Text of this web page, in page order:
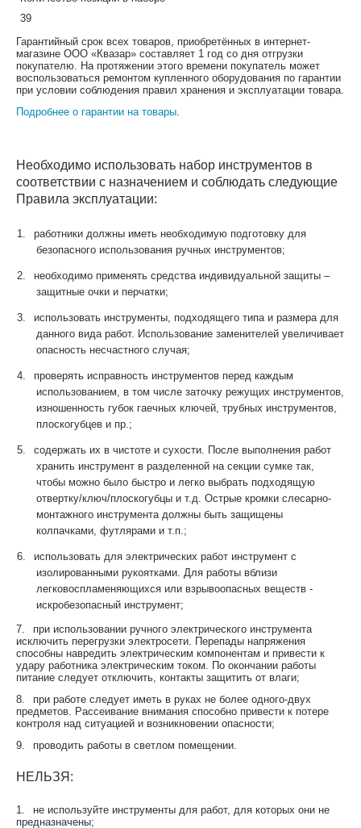
39
Гарантийный срок всех товаров, приобретённых в интернет-
магазине ООО «Квазар» составляет 1 год со дня отгрузки
покупателю. На протяжении этого времени покупатель может
воспользоваться ремонтом купленного оборудования по гарантии
при условии соблюдения правил хранения и эксплуатации товара.
Подробнее о гарантии на товары.
Необходимо использовать набор инструментов в
соответствии с назначением и соблюдать следующие
Правила эксплуатации:
1.
работники должны иметь необходимую подготовку для
безопасного использования ручных инструментов;
2.
необходимо применять средства индивидуальной защиты –
защитные очки и перчатки;
3.
использовать инструменты, подходящего типа и размера для
данного вида работ. Использование заменителей увеличивает
опасность несчастного случая;
4.
проверять исправность инструментов перед каждым
использованием, в том числе заточку режущих инструментов,
изношенность губок гаечных ключей, трубных инструментов,
плоскогубцев и пр.;
5.
содержать их в чистоте и сухости. После выполнения работ
хранить инструмент в разделенной на секции сумке так,
чтобы можно было быстро и легко выбрать подходящую
отвертку/ключ/плоскогубцы и т.д. Острые кромки слесарно-
монтажного инструмента должны быть защищены
колпачками, футлярами и т.п.;
6.
использовать для электрических работ инструмент с
изолированными рукоятками. Для работы вблизи
легковоспламеняющихся или взрывоопасных веществ -
искробезопасный инструмент;
7.
при использовании ручного электрического инструмента
исключить перегрузки электросети. Перепады напряжения
способны навредить электрическим компонентам и привести к
удару работника электрическим током. По окончании работы
питание следует отключить, контакты защитить от влаги;
8.
при работе следует иметь в руках не более одного-двух
предметов. Рассеивание внимания способно привести к потере
контроля над ситуацией и возникновении опасности;
9.
проводить работы в светлом помещении.
НЕЛЬЗЯ:
1.
не используйте инструменты для работ, для которых они не
предназначены;